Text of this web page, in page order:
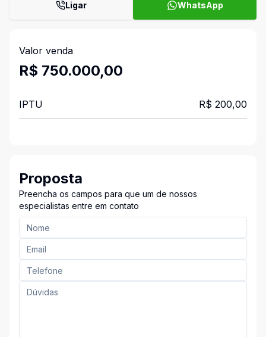
Ligar WhatsApp
Valor venda
R$ 750.000,00
IPTU R$ 200,00
Proposta
Preencha os campos para que um de nossos
especialistas entre em contato